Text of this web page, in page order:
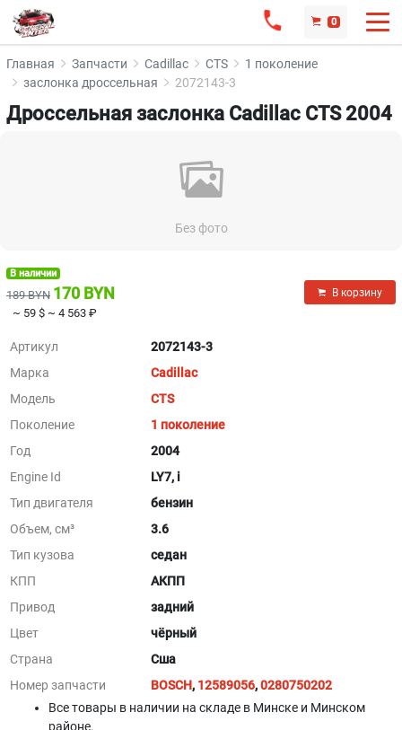
0
Главная Запчасти Cadillac CTS
1 поколение
заслонка дроссельная
2072143-3
Дроссельная заслонка Cadillac CTS 2004
Без фото
В наличии
189 BYN 170 BYN
~ 59 $ ~ 4 563 ₽
В корзину
Артикул
2072143-3
Марка
Cadillac
Модель
CTS
Поколение
1 поколение
Год
2004
Engine Id
LY7, i
Тип двигателя
бензин
Объем, см³
3.6
Тип кузова
седан
КПП
АКПП
Привод
задний
Цвет
чёрный
Страна
Сша
Номер запчасти
BOSCH, 12589056,0280750202
Все товары в наличии на складе в Минскe и Минском
районе.